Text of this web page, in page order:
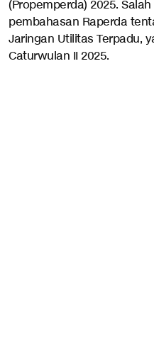
(Propemperda) 2025.
pembahasan Raperda
Jaringan Utilitas Terpadu,
Caturwulan II 2025.